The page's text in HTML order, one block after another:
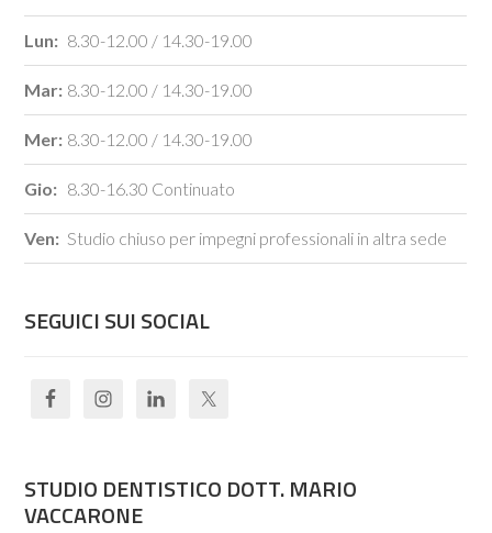
Lun: 8.30-12.00 / 14.30-19.00
Mar: 8.30-12.00 / 14.30-19.00
Mer: 8.30-12.00 / 14.30-19.00
Gio: 8.30-16.30 Continuato
Ven: Studio chiuso per impegni professionali in altra sede
SEGUICI SUI SOCIAL
STUDIO DENTISTICO DOTT. MARIO
VACCARONE